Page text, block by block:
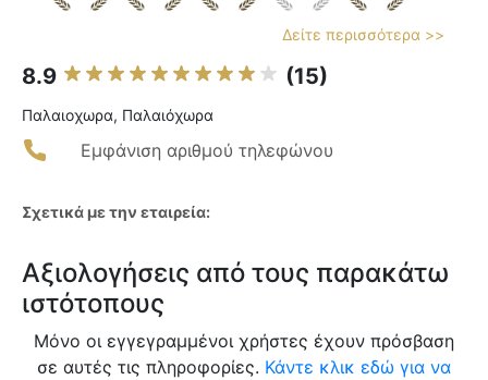
Δείτε περισσότερα >>
8.9 (15)
Παλαιοχωρα, Παλαιόχωρα
Εμφάνιση αριθμού τηλεφώνου
Σχετικά με την εταιρεία:
Αξιολογήσεις από τους παρακάτω
ιστότοπους
Μόνο οι εγγεγραμμένοι χρήστες έχουν πρόσβαση
σε αυτές τις πληροφορίες. Κάντε κλικ εδώ για να